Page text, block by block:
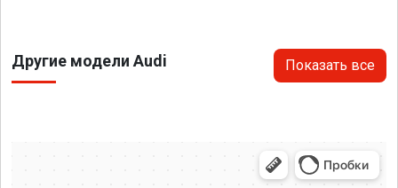
Другие модели Audi Показать все